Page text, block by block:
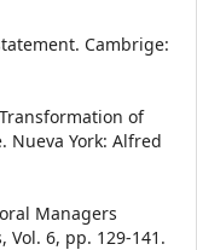
Cambrige:
of
Nueva York: Alfred
Managers
Vol. 6, pp. 129-141.